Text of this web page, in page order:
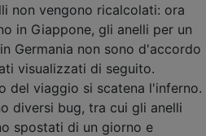
non vengono ricalcolati: ora
in Giappone, gli anelli per un
Germania non sono d'accordo
visualizzati di seguito.
del viaggio si scatena l'inferno.
diversi bug, tra cui gli anelli
spostati di un giorno e